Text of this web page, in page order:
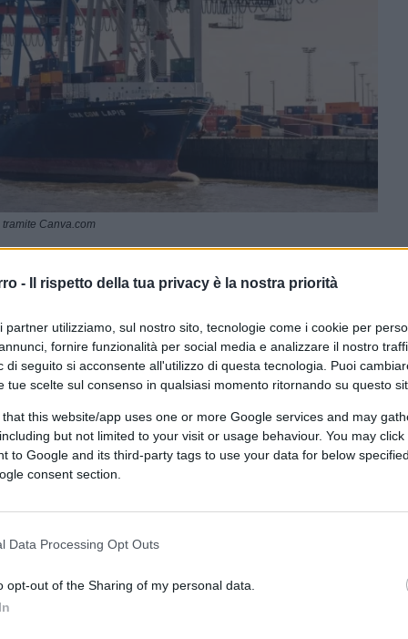
- Il rispetto della tua privacy è la nostra priorità
partner utilizziamo, sul nostro sito, tecnologie come i cookie per
fornire funzionalità per social media e analizzare il nostro
di seguito si acconsente all'utilizzo di questa tecnologia. Puoi
tue scelte sul consenso in qualsiasi momento ritornando su questo
that this website/app uses one or more Google services and may
but not limited to your visit or usage behaviour. You may
to Google and its third-party tags to use your data for below
consent section.
Data Processing Opt Outs
opt-out of the Sharing of my personal data.
Canva.com
su Google CLICCA QUI
0:00/--:--
Gully, adesso siamo in…Nessun
estivo di metà anni sessanta,
in corso dei nuovi presidenti dei
nove scali marittimi del Paese
abbandonati a gestioni commissariali
delle autocandidature da parte
seconda fila a caccia di poltrone) di
per guidare un grande scalo,
è già proiettato nel futuro e ha